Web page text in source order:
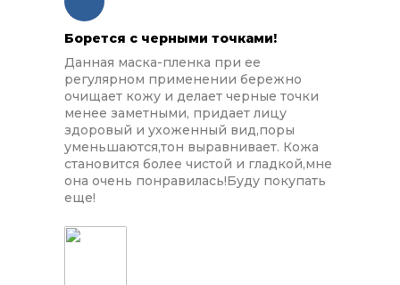
Борется с черными точками!
Данная маска-пленка при ее
регулярном применении бережно
очищает кожу и делает черные точки
менее заметными, придает лицу
здоровый и ухоженный вид,поры
уменьшаются,тон выравнивает. Кожа
становится более чистой и гладкой,мне
она очень понравилась!Буду покупать
еще!